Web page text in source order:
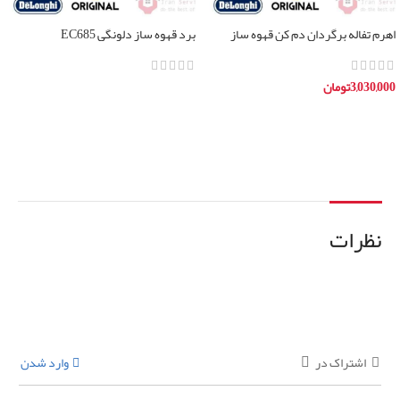
اهرم تفاله برگردان دم کن قهوه ساز
دلونگی
3,030,000تومان
برد قهوه ساز دلونگی EC685
نظرات
اشتراک در وارد شدن